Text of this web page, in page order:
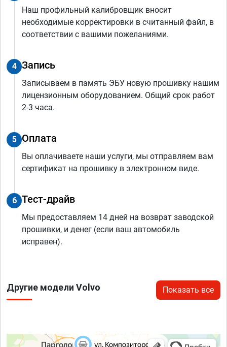
Наш профильный калибровщик вносит
необходимые корректировки в считанный файл, в
соответствии с вашими пожеланиями.
4 Запись
Записываем в память ЭБУ новую прошивку нашим
лицензионным оборудованием. Общий срок работ
2-3 часа.
5 Оплата
Вы оплачиваете наши услуги, мы отправляем вам
сертификат на прошивку в электронном виде.
6 Тест-драйв
Мы предоставляем 14 дней на возврат заводской
прошивки, и денег (если ваш автомобиль
исправен).
Другие модели Volvo Показать все